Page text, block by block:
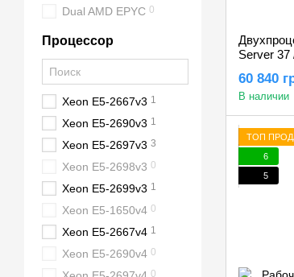
Server 37
RTX 3060
60 840
В наличии
ТОП
6
5
Dual AMD EPYC 0
Процессор
Xeon E5-2667v3 1
Xeon E5-2690v3 1
Xeon E5-2697v3 3
Xeon E5-2698v3 0
Xeon E5-2699v3 1
Xeon E5-1650v4 0
Xeon E5-2667v4 1
Xeon E5-2690v4 0
0